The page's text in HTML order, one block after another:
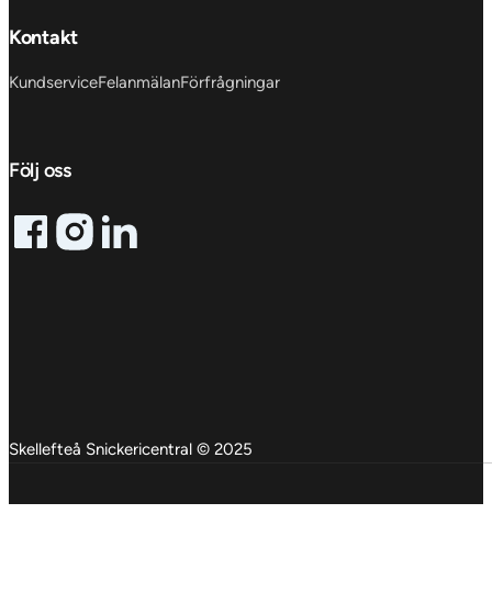
Kontakt
KundserviceFelanmälanFörfrågningar
Följ oss
Follow me on Facebook
Follow me on X
Follow me on LinkedIn
Skellefteå Snickericentral © 2025